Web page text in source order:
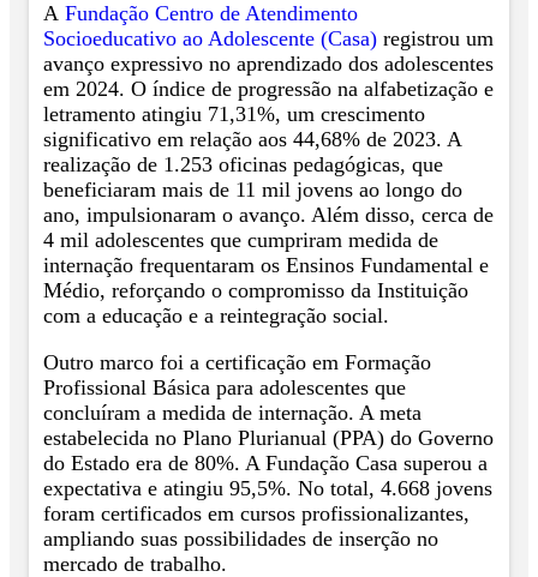
A Fundação Centro de Atendimento
Socioeducativo ao Adolescente (Casa) registrou um
avanço expressivo no aprendizado dos adolescentes
em 2024. O índice de progressão na alfabetização e
letramento atingiu 71,31%, um crescimento
significativo em relação aos 44,68% de 2023. A
realização de 1.253 oficinas pedagógicas, que
beneficiaram mais de 11 mil jovens ao longo do
ano, impulsionaram o avanço. Além disso, cerca de
4 mil adolescentes que cumpriram medida de
internação frequentaram os Ensinos Fundamental e
Médio, reforçando o compromisso da Instituição
com a educação e a reintegração social.
Outro marco foi a certificação em Formação
Profissional Básica para adolescentes que
concluíram a medida de internação. A meta
estabelecida no Plano Plurianual (PPA) do Governo
do Estado era de 80%. A Fundação Casa superou a
expectativa e atingiu 95,5%. No total, 4.668 jovens
foram certificados em cursos profissionalizantes,
ampliando suas possibilidades de inserção no
mercado de trabalho.